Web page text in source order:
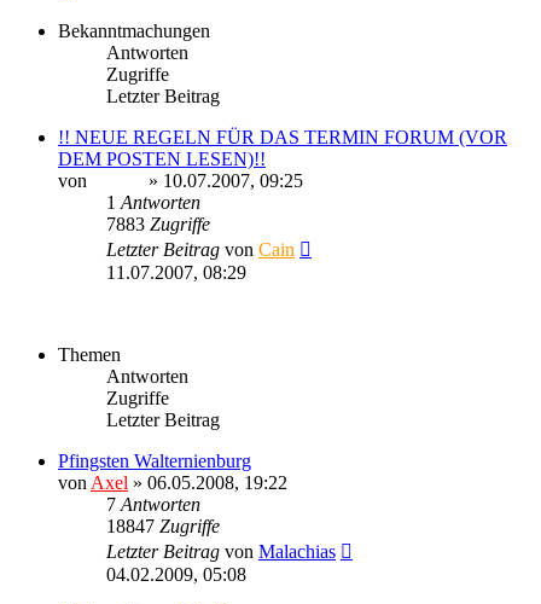
Bekanntmachungen
Antworten
Zugriffe
Letzter Beitrag
!! NEUE REGELN FÜR DAS TERMIN FORUM (VOR
DEM POSTEN LESEN)!!
von
» 10.07.2007, 09:25
1Antworten
7883 Zugriffe
Letzter Beitrag von Cain
11.07.2007, 08:29
Themen
Antworten
Zugriffe
Letzter Beitrag
Pfingsten Walternienburg
vonAxel » 06.05.2008, 19:22
7Antworten
18847 Zugriffe
Letzter Beitrag von Malachias
04.02.2009, 05:08